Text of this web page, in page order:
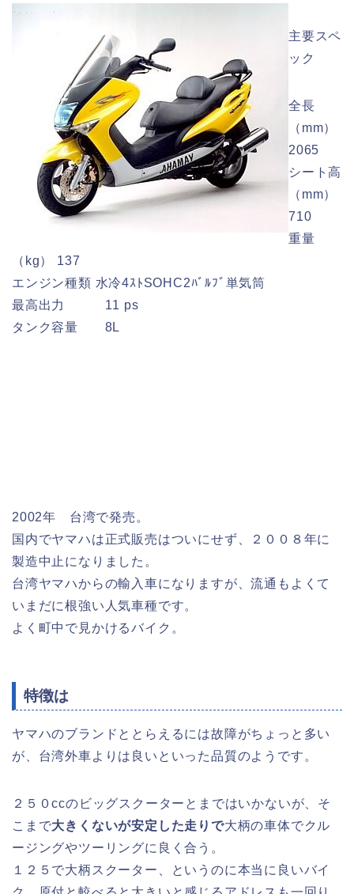
主要スペ
ック
全長
（mm）
2065
シート高
（mm）
710
重量
（kg） 137
エンジン種類 水冷4ｽﾄSOHC2ﾊﾞﾙﾌﾞ単気筒
最高出力 11 ps
タンク容量 8L
2002年 台湾で発売。
国内でヤマハは正式販売はついにせず、２００８年に
製造中止になりました。
台湾ヤマハからの輸入車になりますが、流通もよくて
いまだに根強い人気車種です。
よく町中で見かけるバイク。
特徴は
ヤマハのブランドととらえるには故障がちょっと多い
が、台湾外車よりは良いといった品質のようです。
２５０ccのビッグスクーターとまではいかないが、そ
こまで大きくないが安定した走りで大柄の車体でクル
ージングやツーリングに良く合う。
１２５で大柄スクーター、というのに本当に良いバイ